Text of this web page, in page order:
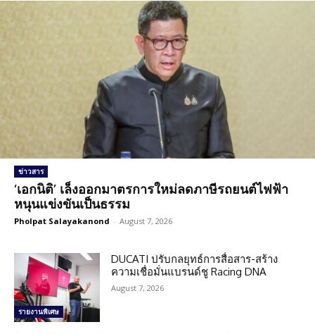
ข่าวสาร
‘เอกนิติ’ เล็งออกมาตรการใหม่ลดภาษีรถยนต์ไฟฟ้า
หนุนแข่งขันเป็นธรรม
Pholpat Salayakanond - August 7, 2026
รายงานพิเศษ
DUCATI ปรับกลยุทธ์การสื่อสาร-สร้าง
ความเชื่อมั่นแบรนด์ชู Racing DNA
August 7, 2026